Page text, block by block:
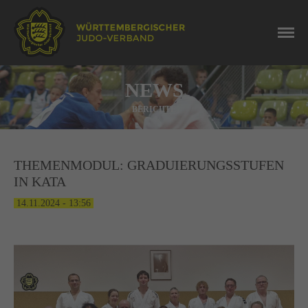
NEWS
BERICHTE
THEMENMODUL: GRADUIERUNGSSTUFEN
IN KATA
14.11.2024 - 13:56